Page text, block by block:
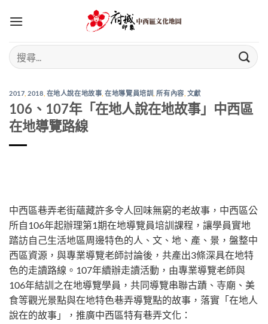
2017 ,2018 在地人說在地故事 ,在地導覽員培訓 ,所有內容 文獻
106、107年「在地人說在地故事」中西區
在地導覽路線
中西區巷弄老街蘊藏許多令人回味無窮的老故事，中西區公
所自106年起辦理第1期在地導覽員培訓課程，讓學員實地
踏訪自己生活地區周邊特色的人、文、地、產、景，盤整中
西區資源，與專業導覽老師討論後，共產出3條深具在地特
色的走讀路線。107年續辦走讀活動，由專業導覽老師與
106年結訓之在地導覽學員，共同導覽串聯古蹟、寺廟、美
食等觀光景點與在地特色巷弄導覽點的故事，落實「在地人
說在的故事」，推廣中西區特有巷弄文化：